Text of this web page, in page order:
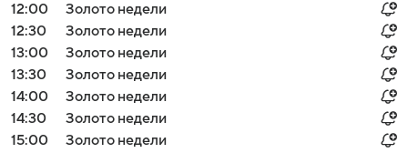
12:00
Золото недели
12:30
Золото недели
13:00
Золото недели
13:30
Золото недели
14:00
Золото недели
14:30
Золото недели
15:00
Золото недели